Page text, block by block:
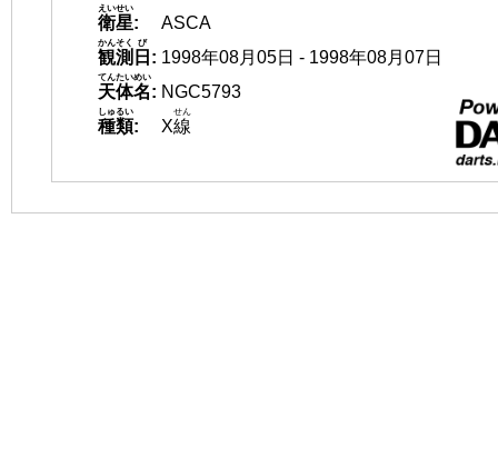
衛星
えいせい
:
ASCA
観測
かんそく
日
び
: 1998年08月05日 - 1998年08月07日
天体名
てんたいめい
: NGC5793
種類
しゅるい
: X線
せん